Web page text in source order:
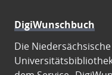
DigiWunschbuch
Die